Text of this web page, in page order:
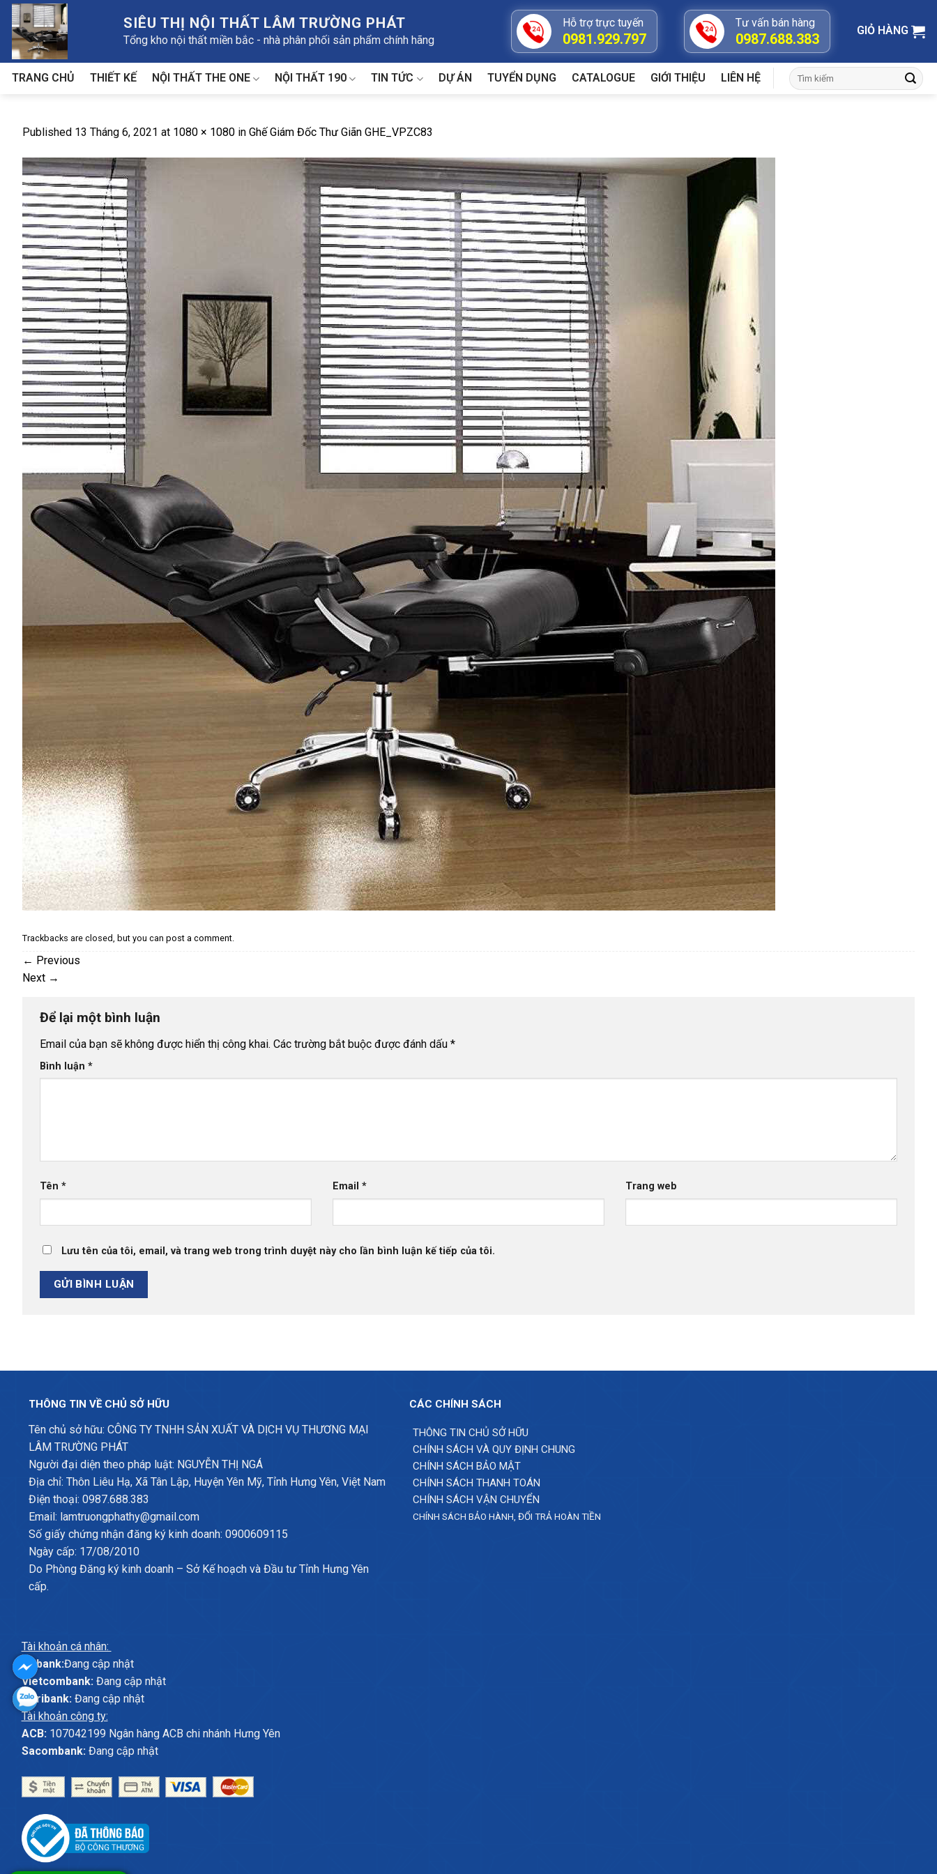
Skip
content
SIÊU THỊ NỘI THẤT LÂM TRƯỜNG PHÁT
Tổng kho nội thất miền bắc - nhà phân phối sản phẩm chính hãng
Hỗ trợ trực tuyến
0981.929.797
Tư vấn bán hàng
0987.688.383
GIỎ HÀNG
TRANG CHỦ THIẾT KẾ NỘI THẤT THE ONE NỘI THẤT 190 TIN TỨC DỰ ÁN TUYỂN DỤNG CATALOGUE GIỚI THIỆU LIÊN HỆ
Tìm
kiếm:
Published 13 Tháng 6, 2021 at 1080 × 1080 in Ghế Giám Đốc Thư Giãn GHE_VPZC83
Trackbacks are closed, but you can post a comment.
← Previous
Next →
Để lại một bình luận
Email của bạn sẽ không được hiển thị công khai. Các trường bắt buộc được đánh dấu *
Bình luận *
Tên * Email * Trang web
Lưu tên của tôi, email, và trang web trong trình duyệt này cho lần bình luận kế tiếp của tôi.
THÔNG TIN VỀ CHỦ SỞ HỮU
Tên chủ sở hữu: CÔNG TY TNHH SẢN XUẤT VÀ DỊCH VỤ THƯƠNG MẠI
LÂM TRƯỜNG PHÁT
Người đại diện theo pháp luật: NGUYỄN THỊ NGÁ
Địa chỉ: Thôn Liêu Hạ, Xã Tân Lập, Huyện Yên Mỹ, Tỉnh Hưng Yên, Việt Nam
Điện thoại: 0987.688.383
Email: lamtruongphathy@gmail.com
Số giấy chứng nhận đăng ký kinh doanh: 0900609115
Ngày cấp: 17/08/2010
Do Phòng Đăng ký kinh doanh – Sở Kế hoạch và Đầu tư Tỉnh Hưng Yên
cấp.
CÁC CHÍNH SÁCH
THÔNG TIN CHỦ SỞ HỮU
CHÍNH SÁCH VÀ QUY ĐỊNH CHUNG
CHÍNH SÁCH BẢO MẬT
CHÍNH SÁCH THANH TOÁN
CHÍNH SÁCH VẬN CHUYỂN
CHÍNH SÁCH BẢO HÀNH, ĐỔI TRẢ HOÀN TIỀN
Tài khoản cá nhân:
ABbank:Đang cập nhật
Vietcombank:Đang cập nhật
Agribank:Đang cập nhật
Tài khoản công ty:
ACB:107042199 Ngân hàng ACB chi nhánh Hưng Yên
Sacombank:Đang cập nhật